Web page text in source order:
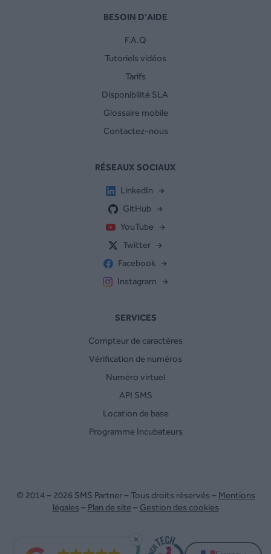
BESOIN D’AIDE
F.A.Q
Tutoriels vidéos
Tarifs
Disponibilité SLA
Glossaire mobile
Contactez-nous
RÉSEAUX SOCIAUX
LinkedIn
GitHub
YouTube
Twitter
Facebook
Instagram
SERVICES
Compteur de caractères
Vérification de numéros
Numéro virtuel
API SMS
Location de base
Programme Incubateurs
© 2014 – 2026 SMS Partner – Tous droits réservés – Mentions
légales – Plan de site – Gestion des cookies